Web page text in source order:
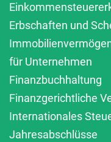
Erbschaften und
für Unternehmen
Finanzbuchhaltung
Finanzgerichtliche
Internationales
Jahresabschlüsse